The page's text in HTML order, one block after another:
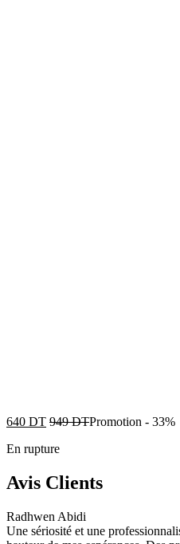
640 DT 949DTPromotion - 33%
En rupture
Avis Clients
Radhwen Abidi
Une sériosité et une